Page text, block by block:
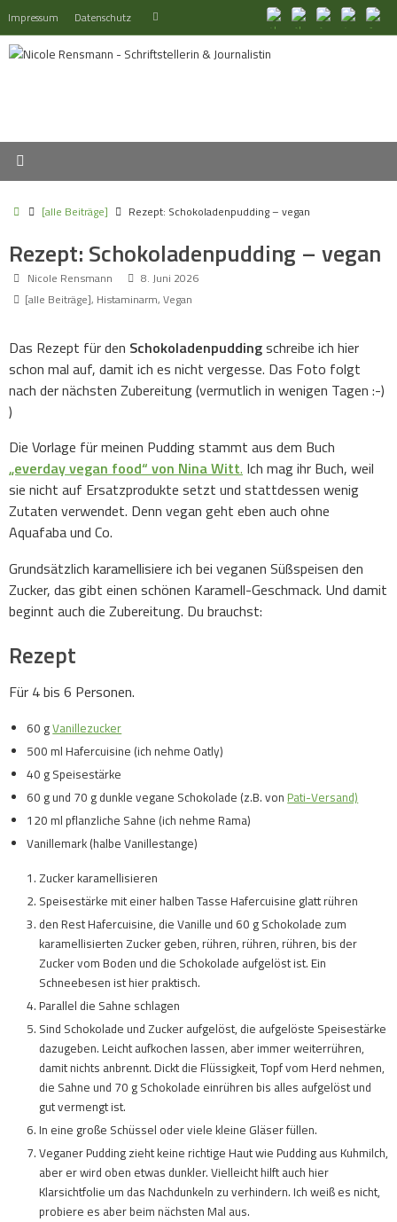
Inhalt
springen
Impressum Datenschutz Suchen
Start[alle Beiträge] Rezept: Schokoladenpudding – vegan
Rezept: Schokoladenpudding – vegan
Nicole Rensmann
8. Juni 2026
[alle Beiträge], Histaminarm, Vegan
Das Rezept für den Schokoladenpuddingschreibe ich hier
schon mal auf, damit ich es nicht vergesse. Das Foto folgt
nach der nächsten Zubereitung (vermutlich in wenigen Tagen :-)
)
Die Vorlage für meinen Pudding stammt aus dem Buch
„everday vegan food“ von Nina Witt. Ich mag ihr Buch, weil
sie nicht auf Ersatzprodukte setzt und stattdessen wenig
Zutaten verwendet. Denn vegan geht eben auch ohne
Aquafaba und Co.
Grundsätzlich karamellisiere ich bei veganen Süßspeisen den
Zucker, das gibt einen schönen Karamell-Geschmack. Und damit
beginnt auch die Zubereitung. Du brauchst:
Rezept
Für 4 bis 6 Personen.
60 gVanillezucker
500 ml Hafercuisine (ich nehme Oatly)
40 g Speisestärke
60 g und 70 g dunkle vegane Schokolade (z.B. von Pati-Versand)
120 ml pflanzliche Sahne (ich nehme Rama)
Vanillemark (halbe Vanillestange)
Zucker karamellisieren
Speisestärke mit einer halben Tasse Hafercuisine glatt rühren
den Rest Hafercuisine, die Vanille und 60 g Schokolade zum
karamellisierten Zucker geben, rühren, rühren, rühren, bis der
Zucker vom Boden und die Schokolade aufgelöst ist. Ein
Schneebesen ist hier praktisch.
Parallel die Sahne schlagen
Sind Schokolade und Zucker aufgelöst, die aufgelöste Speisestärke
dazugeben. Leicht aufkochen lassen, aber immer weiterrühren,
damit nichts anbrennt. Dickt die Flüssigkeit, Topf vom Herd nehmen,
die Sahne und 70 g Schokolade einrühren bis alles aufgelöst und
gut vermengt ist.
In eine große Schüssel oder viele kleine Gläser füllen.
Veganer Pudding zieht keine richtige Haut wie Pudding aus Kuhmilch,
aber er wird oben etwas dunkler. Vielleicht hilft auch hier
Klarsichtfolie um das Nachdunkeln zu verhindern. Ich weiß es nicht,
probiere es aber beim nächsten Mal aus.